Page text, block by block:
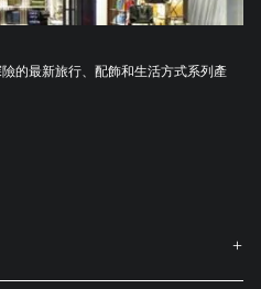
的最新旅行、配飾和生活方式系列產